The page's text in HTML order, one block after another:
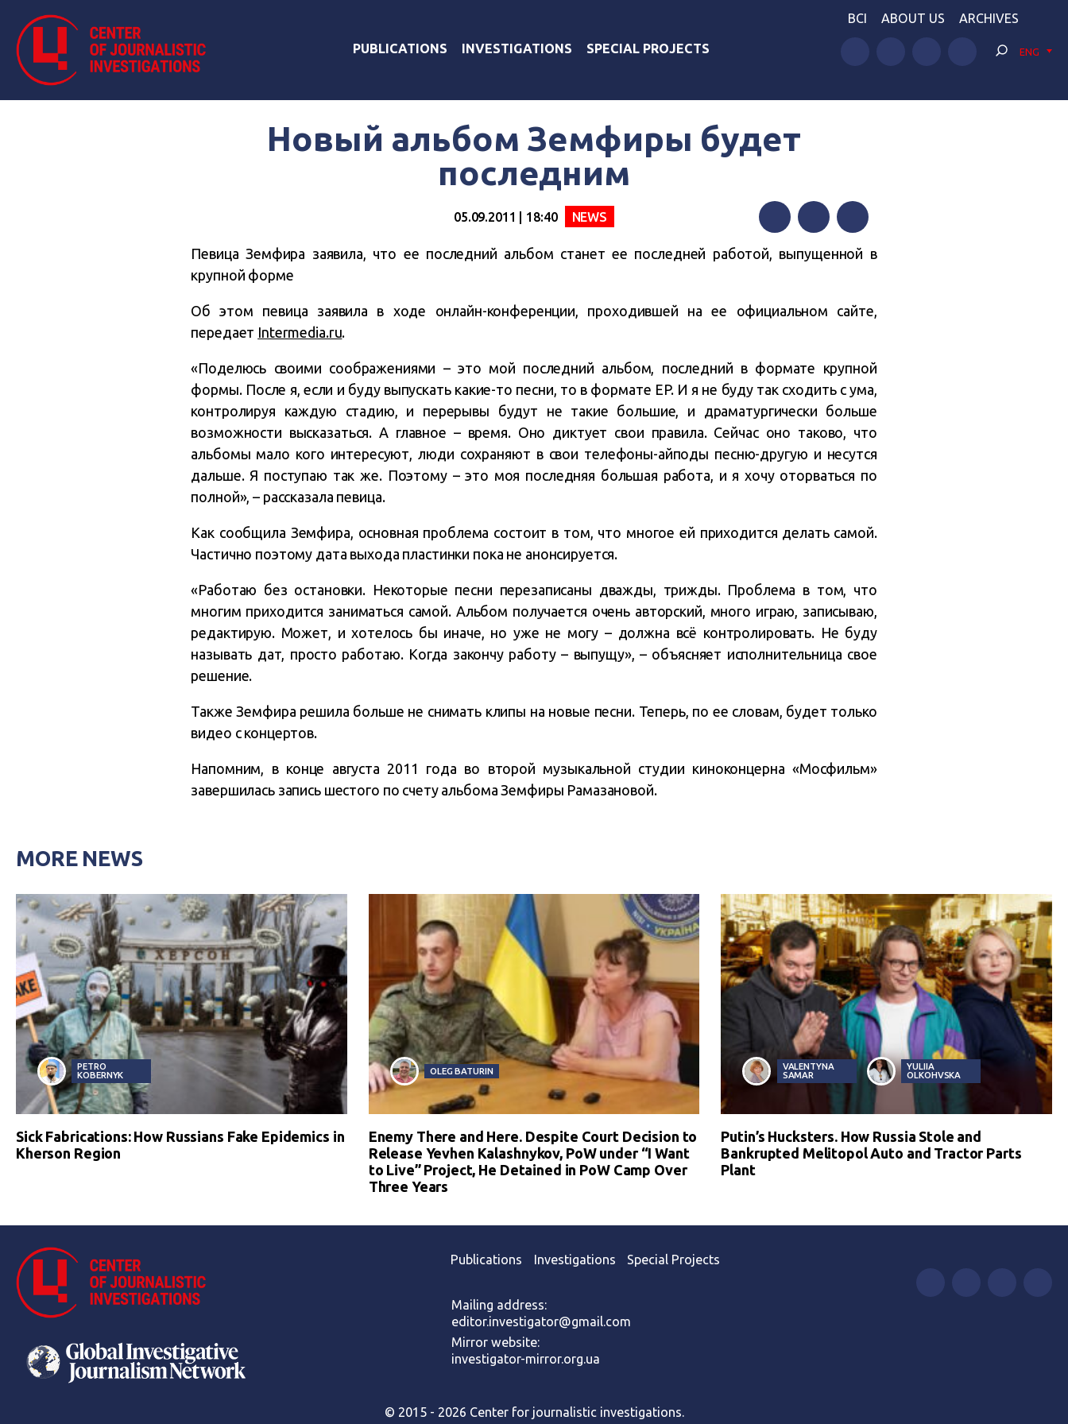
PUBLICATIONS INVESTIGATIONS SPECIAL PROJECTS
BCI ABOUT US ARCHIVES
ENG
Новый альбом Земфиры будет
последним
05.09.2011 | 18:40 NEWS
FacebookTwitterTelegram
Певица Земфира заявила, что ее последний альбом станет ее последней работой, выпущенной в
крупной форме
Об этом певица заявила в ходе онлайн-конференции, проходившей на ее официальном сайте,
передает Intermedia.ru.
«Поделюсь своими соображениями – это мой последний альбом, последний в формате крупной
формы. После я, если и буду выпускать какие-то песни, то в формате EP. И я не буду так сходить с ума,
контролируя каждую стадию, и перерывы будут не такие большие, и драматургически больше
возможности высказаться. А главное – время. Оно диктует свои правила. Сейчас оно таково, что
альбомы мало кого интересуют, люди сохраняют в свои телефоны-айподы песню-другую и несутся
дальше. Я поступаю так же. Поэтому – это моя последняя большая работа, и я хочу оторваться по
полной», – рассказала певица.
Как сообщила Земфира, основная проблема состоит в том, что многое ей приходится делать самой.
Частично поэтому дата выхода пластинки пока не анонсируется.
«Работаю без остановки. Некоторые песни перезаписаны дважды, трижды. Проблема в том, что
многим приходится заниматься самой. Альбом получается очень авторский, много играю, записываю,
редактирую. Может, и хотелось бы иначе, но уже не могу – должна всё контролировать. Не буду
называть дат, просто работаю. Когда закончу работу – выпущу», – объясняет исполнительница свое
решение.
Также Земфира решила больше не снимать клипы на новые песни. Теперь, по ее словам, будет только
видео с концертов.
Напомним, в конце августа 2011 года во второй музыкальной студии киноконцерна «Мосфильм»
завершилась запись шестого по счету альбома Земфиры Рамазановой.
MORE NEWS
PETRO
KOBERNYK
Sick Fabrications: How Russians Fake Epidemics in
Kherson Region
OLEG BATURIN
Enemy There and Here. Despite Court Decision to
Release Yevhen Kalashnykov, PoW under “I Want
to Live” Project, He Detained in PoW Camp Over
Three Years
VALENTYNA
SAMAR
YULIIA
OLKOHVSKA
Putin’s Hucksters. How Russia Stole and
Bankrupted Melitopol Auto and Tractor Parts
Plant
Publications Investigations Special Projects
Mailing address:
editor.investigator@gmail.com
Mirror website:
investigator-mirror.org.ua
© 2015 - 2026 Center for journalistic investigations.